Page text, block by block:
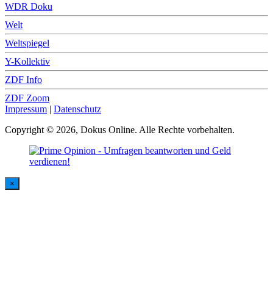
WDR Doku
Welt
Weltspiegel
Y-Kollektiv
ZDF Info
ZDF Zoom
Impressum | Datenschutz
Copyright © 2026, Dokus Online. Alle Rechte vorbehalten.
×